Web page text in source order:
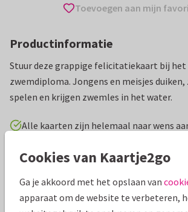
Toevoegen aan mijn
Productinformatie
Stuur deze grappige felicitatiekaart bij het
zwemdiploma. Jongens en meisjes
spelen en krijgen zwemles in het water.
Alle kaarten zijn helemaal naar wens
Geslaagd kaarten Babette Harms
Specificaties bij deze kaart
Cookies van Kaartje2go
Ga je akkoord met het opslaan van
apparaat om de website te verbeteren,